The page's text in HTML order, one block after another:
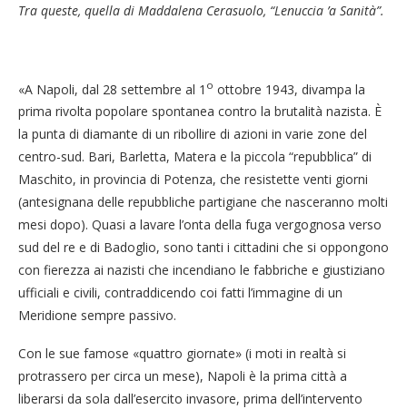
Tra queste, quella di Maddalena Cerasuolo, “Lenuccia ’a Sanità”.
«A Napoli, dal 28 settembre al 1 o ottobre 1943, divampa la
prima rivolta popolare spontanea contro la brutalità nazista. È
la punta di diamante di un ribollire di azioni in varie zone del
centro-sud. Bari, Barletta, Matera e la piccola “repubblica” di
Maschito, in provincia di Potenza, che resistette venti giorni
(antesignana delle repubbliche partigiane che nasceranno molti
mesi dopo). Quasi a lavare l’onta della fuga vergognosa verso
sud del re e di Badoglio, sono tanti i cittadini che si oppongono
con fierezza ai nazisti che incendiano le fabbriche e giustiziano
ufficiali e civili, contraddicendo coi fatti l’immagine di un
Meridione sempre passivo.
Con le sue famose «quattro giornate» (i moti in realtà si
protrassero per circa un mese), Napoli è la prima città a
liberarsi da sola dall’esercito invasore, prima dell’intervento